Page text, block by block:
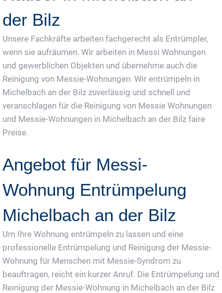
der Bilz
Unsere Fachkräfte arbeiten fachgerecht als Entrümpler,
wenn sie aufräumen. Wir arbeiten in Messi Wohnungen
und gewerblichen Objekten und übernehme auch die
Reinigung von Messie-Wohnungen. Wir entrümpeln in
Michelbach an der Bilz zuverlässig und schnell und
veranschlagen für die Reinigung von Messie Wohnungen
und Messie-Wohnungen in Michelbach an der Bilz faire
Preise.
Angebot für Messi-
Wohnung Entrümpelung
Michelbach an der Bilz
Um Ihre Wohnung entrümpeln zu lassen und eine
professionelle Entrümpelung und Reinigung der Messie-
Wohnung für Menschen mit Messie-Syndrom zu
beauftragen, reicht ein kurzer Anruf. Die Entrümpelung und
Reinigung der Messie-Wohnung in Michelbach an der Bilz